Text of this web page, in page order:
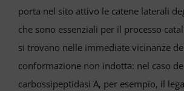
porta nel sito attivo le catene laterali
che sono essenziali per il processo
si trovano nelle immediate vicinanze
conformazione non indotta: nel caso
carbossipeptidasi A, per esempio, il